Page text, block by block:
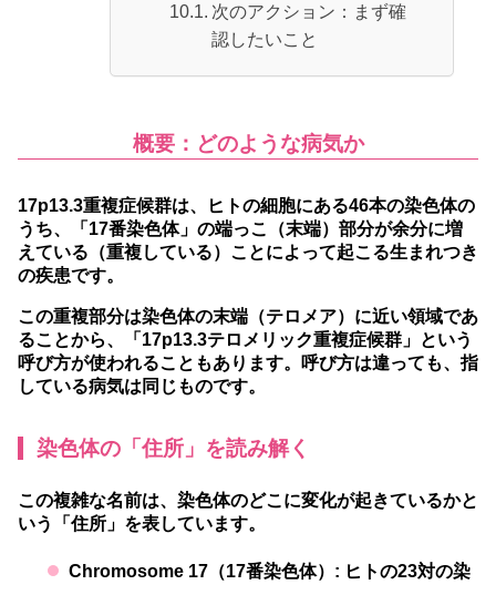
次のアクション：まず確
認したいこと
概要：どのような病気か
17p13.3重複症候群は、ヒトの細胞にある46本の染色体の
うち、「17番染色体」の端っこ（末端）部分が余分に増
えている（重複している）ことによって起こる生まれつき
の疾患です。
この重複部分は染色体の末端（テロメア）に近い領域であ
ることから、「17p13.3テロメリック重複症候群」という
呼び方が使われることもあります。呼び方は違っても、指
している病気は同じものです。
染色体の「住所」を読み解く
この複雑な名前は、染色体のどこに変化が起きているかと
いう「住所」を表しています。
Chromosome 17（17番染色体）: ヒトの23対の染